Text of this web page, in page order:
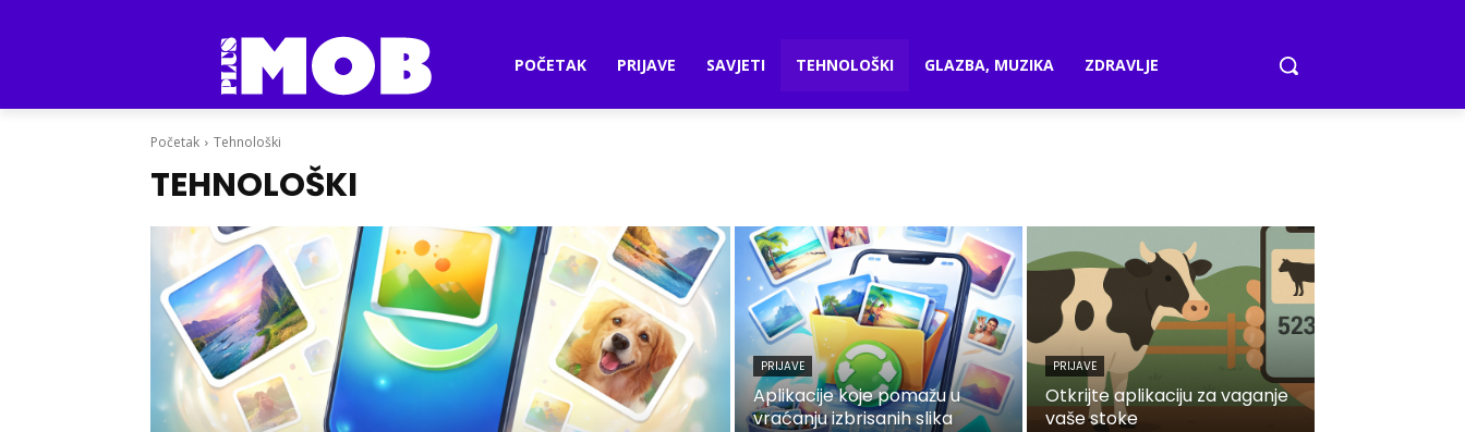
POČETAK PRIJAVE SAVJETI TEHNOLOŠKI GLAZBA, MUZIKA ZDRAVLJE
Početak Tehnološki
TEHNOLOŠKI
PRIJAVE
Aplikacije koje pomažu u
vraćanju izbrisanih slika
PRIJAVE
Otkrijte aplikaciju za vaganje
vaše stoke